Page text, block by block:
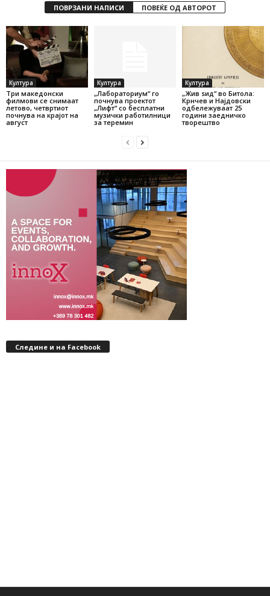
ПОВРЗАНИ НАПИСИ ПОВЕЌЕ ОД АВТОРОТ
Култура
Три македонски
филмови се снимаат
летово, четвртиот
почнува на крајот на
август
Култура
„Лабораториум“ го
почнува проектот
„Лифт“ со бесплатни
музички работилници
за теремин
Култура
„Жив ѕид“ во Битола:
Крнчев и Најдовски
одбележуваат 25
години заедничко
творештво
Следине и на Facebook